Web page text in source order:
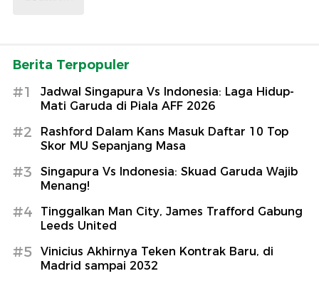
Berita Terpopuler
#1
Jadwal Singapura Vs Indonesia: Laga Hidup-
Mati Garuda di Piala AFF 2026
#2
Rashford Dalam Kans Masuk Daftar 10 Top
Skor MU Sepanjang Masa
#3
Singapura Vs Indonesia: Skuad Garuda Wajib
Menang!
#4
Tinggalkan Man City, James Trafford Gabung
Leeds United
#5
Vinicius Akhirnya Teken Kontrak Baru, di
Madrid sampai 2032